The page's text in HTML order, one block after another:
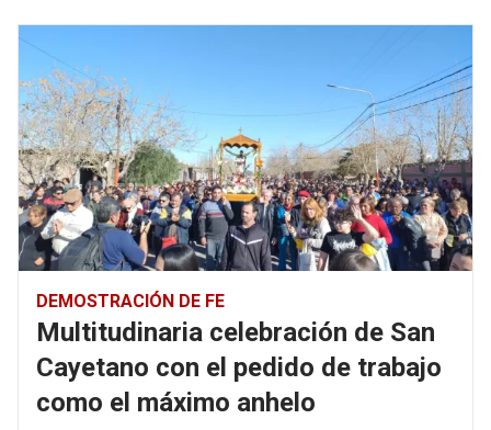
DEMOSTRACIÓN DE FE
Multitudinaria celebración de San
Cayetano con el pedido de trabajo
como el máximo anhelo